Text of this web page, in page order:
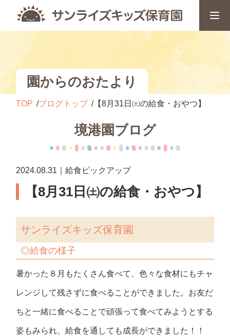
園からのおたより
TOP ブログトップ 【8月31日㈯の給食・おやつ】
境港園ブログ
2024.08.31｜給食ピックアップ
【8月31日㈯の給食・おやつ】
サンライズキッズ保育園
◎給食の様子
暑かった８月もたくさん食べて、色々な食材にもチャ
レンジして残さずに食べることができました。お友だ
ちと一緒に食べることで頑張って食べてみようとする
姿もみられ、給食を通しても成長ができました！！